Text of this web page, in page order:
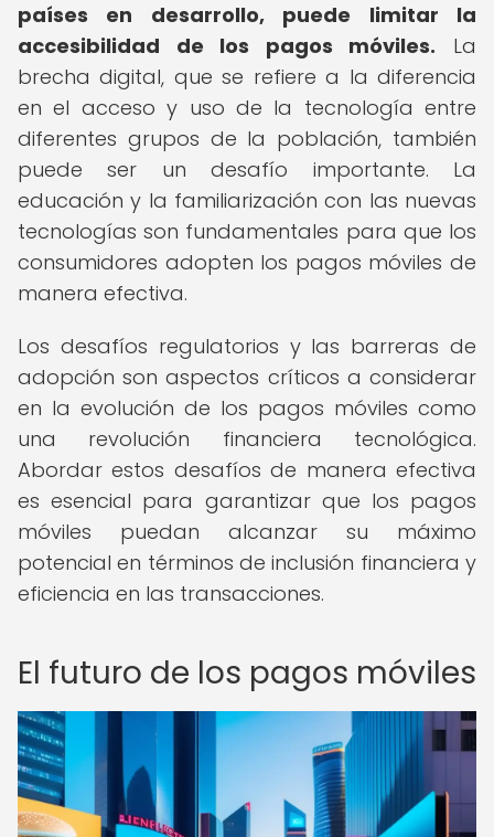
países en desarrollo, puede limitar la
accesibilidad de los pagos móviles. La
brecha digital, que se refiere a la diferencia
en el acceso y uso de la tecnología entre
diferentes grupos de la población, también
puede ser un desafío importante. La
educación y la familiarización con las nuevas
tecnologías son fundamentales para que los
consumidores adopten los pagos móviles de
manera efectiva.
Los desafíos regulatorios y las barreras de
adopción son aspectos críticos a considerar
en la evolución de los pagos móviles como
una revolución financiera tecnológica.
Abordar estos desafíos de manera efectiva
es esencial para garantizar que los pagos
móviles puedan alcanzar su máximo
potencial en términos de inclusión financiera y
eficiencia en las transacciones.
El futuro de los pagos móviles